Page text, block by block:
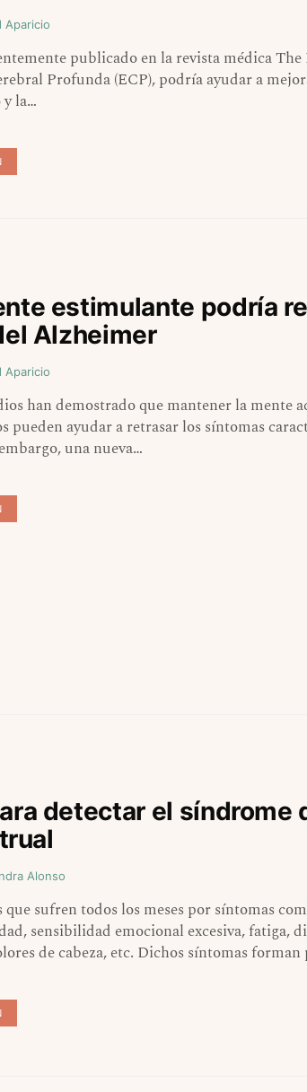
Aparicio
publicado en la revista médica
Profunda (ECP), podría ayudar a
y la…
estimulante podría
Alzheimer
Aparicio
han demostrado que mantener la mente
pueden ayudar a retrasar los síntomas
una nueva…
detectar el síndrome
Alonso
sufren todos los meses por síntomas
sensibilidad emocional excesiva, fatiga,
de cabeza, etc. Dichos síntomas